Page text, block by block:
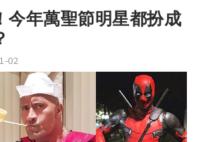
今年萬聖節明星都扮成
02